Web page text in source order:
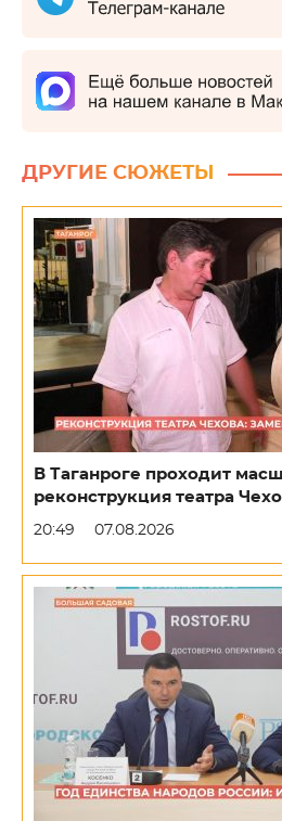
ДРУГИЕ СЮЖЕТЫ
В Таганроге проходит
реконструкция театра
20:49 07.08.2026